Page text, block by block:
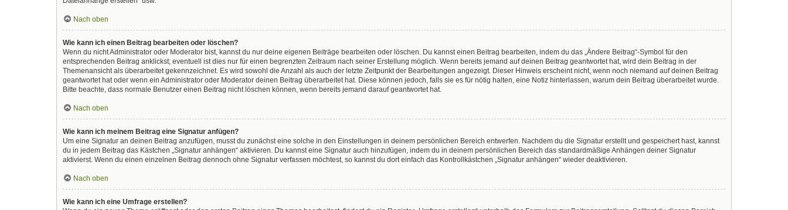
Nach oben
Wie kann ich einen Beitrag bearbeiten oder löschen?
Wenn du nicht Administrator oder Moderator bist, kannst du nur deine eigenen Beiträge bearbeiten oder löschen. Du kannst einen Beitrag bearbeiten, indem du das „Ändere Beitrag“-Symbol für den
entsprechenden Beitrag anklickst; eventuell ist dies nur für einen begrenzten Zeitraum nach seiner Erstellung möglich. Wenn bereits jemand auf deinen Beitrag geantwortet hat, wird dein Beitrag in der
Themenansicht als überarbeitet gekennzeichnet. Es wird sowohl die Anzahl als auch der letzte Zeitpunkt der Bearbeitungen angezeigt. Dieser Hinweis erscheint nicht, wenn noch niemand auf deinen Beitrag
geantwortet hat oder wenn ein Administrator oder Moderator deinen Beitrag überarbeitet hat. Diese können jedoch, falls sie es für nötig halten, eine Notiz hinterlassen, warum dein Beitrag überarbeitet wurde.
Bitte beachte, dass normale Benutzer einen Beitrag nicht löschen können, wenn bereits jemand darauf geantwortet hat.
Nach oben
Wie kann ich meinem Beitrag eine Signatur anfügen?
Um eine Signatur an deinen Beitrag anzufügen, musst du zunächst eine solche in den Einstellungen in deinem persönlichen Bereich entwerfen. Nachdem du die Signatur erstellt und gespeichert hast, kannst
du in jedem Beitrag das Kästchen „Signatur anhängen“ aktivieren. Du kannst eine Signatur auch hinzufügen, indem du in deinem persönlichen Bereich das standardmäßige Anhängen deiner Signatur
aktivierst. Wenn du einen einzelnen Beitrag dennoch ohne Signatur verfassen möchtest, so kannst du dort einfach das Kontrollkästchen „Signatur anhängen“ wieder deaktivieren.
Nach oben
Wie kann ich eine Umfrage erstellen?